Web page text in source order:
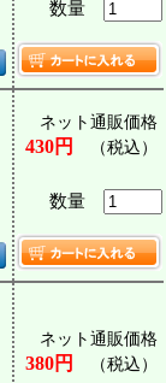
数量
ネット通販価格
430円 （税込）
数量
ネット通販価格
380円 （税込）